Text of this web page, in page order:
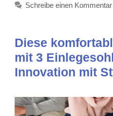
Schreibe einen Kommentar
Diese
mit 3
Innovation mit